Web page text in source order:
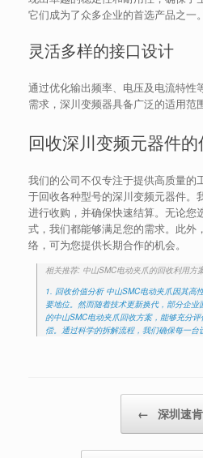
它们成为了众多企业的首选产品之一。
灵活多样的接口设计
通过优化输出频率、电压及电流特性
需求，深川变频器具备广泛的适用范
回收深川变频元器件
我们的公司不仅专注于提供高质量的
于回收各种型号的深川变频元器件。
进行收购，并确保快速结算。无论您
式，我们都能够满足您的需求。此外
络，可为您提供长期合作的机会。
相关推荐: 中山SMC电动夹爪的回收利用方
1. 回收价值分析 中山SMC电动夹爪因其高
要地位。然而随着技术更新换代，部分企
的中山SMC电动夹爪回收方案，能够充分
偿。通过科学的拆解流程，我们确保每一
← 深圳速